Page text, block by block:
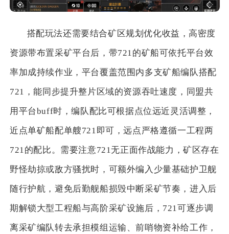
搭配玩法还需要结合矿区规划优化收益，高密度
资源带布置采矿平台后，带721的矿船可依托平台效
率加成持续作业，平台覆盖范围内多支矿船编队搭配
721，能同步提升整片区域的资源吞吐速度，同盟共
用平台buff时，编队配比可根据点位远近灵活调整，
近点单矿船配单艘721即可，远点严格遵循一工程两
721的配比。需要注意721无正面作战能力，矿区存在
野怪劫掠或敌方骚扰时，可额外编入少量基础护卫舰
随行护航，避免后勤舰船损毁中断采矿节奏，进入后
期解锁大型工程船与高阶采矿设施后，721可逐步调
离采矿编队转去承担模组运输、前哨物资补给工作，